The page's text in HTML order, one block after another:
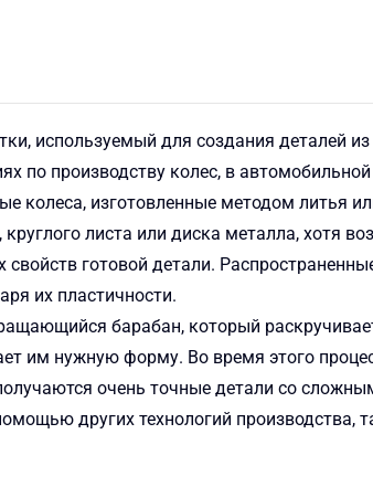
используемый для создания деталей
по производству колес, в
колеса, изготовленные методом литья
листа или диска металла, хотя
готовой детали.
их пластичности.
барабан, который
им нужную форму. Во время этого
очень точные детали со
других технологий производства,